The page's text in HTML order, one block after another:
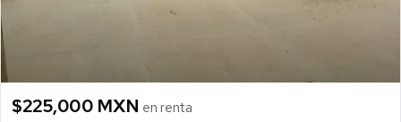
$225,000 MXN en renta